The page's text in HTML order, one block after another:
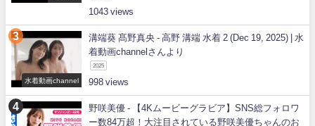
1043
水着動画channel
溝端葵 髙野真央 - 高野 溝端 水着 2 (Dec 19, 2025) | 水
着動画channelさんより
2025
998
野咲美優 - 【4Kムービーグラビア】SNS総フォロワ
ー数84万超！大注目されている野咲美優ちゃんのお